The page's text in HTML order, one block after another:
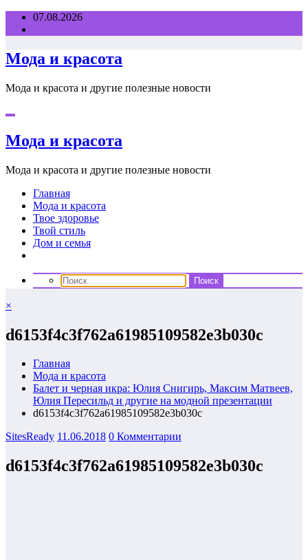
Перейти07.08.2026
Мода и красота
Мода и красота и другие полезные новости
Мода и красота
Мода и красота и другие полезные новости
Главная
Мода и красота
Твое здоровье
Твой стиль
Дом и семья
×
d6153f4c3f762a61985109582e3b030c
Главная
Мода и красота
Балет и черная икра: Юлия Снигирь, Максим Матвеев,
Юлия Пересильд и другие на модной презентации
d6153f4c3f762a61985109582e3b030c
SitesReady 11.06.2018 0 Комментарии
d6153f4c3f762a61985109582e3b030c